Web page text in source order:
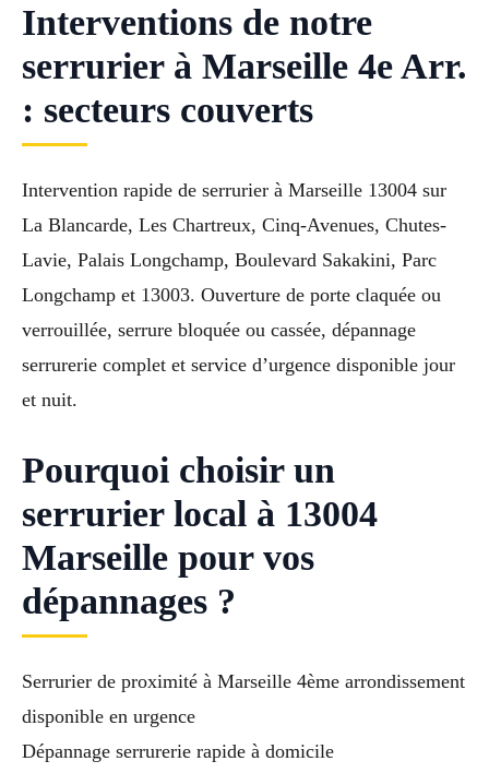
Interventions de notre
serrurier à Marseille 4e Arr.
: secteurs couverts
Intervention rapide de serrurier à Marseille 13004 sur
La Blancarde, Les Chartreux, Cinq-Avenues, Chutes-
Lavie, Palais Longchamp, Boulevard Sakakini, Parc
Longchamp et 13003. Ouverture de porte claquée ou
verrouillée, serrure bloquée ou cassée, dépannage
serrurerie complet et service d’urgence disponible jour
et nuit.
Pourquoi choisir un
serrurier local à 13004
Marseille pour vos
dépannages ?
Serrurier de proximité à Marseille 4ème arrondissement
disponible en urgence
Dépannage serrurerie rapide à domicile